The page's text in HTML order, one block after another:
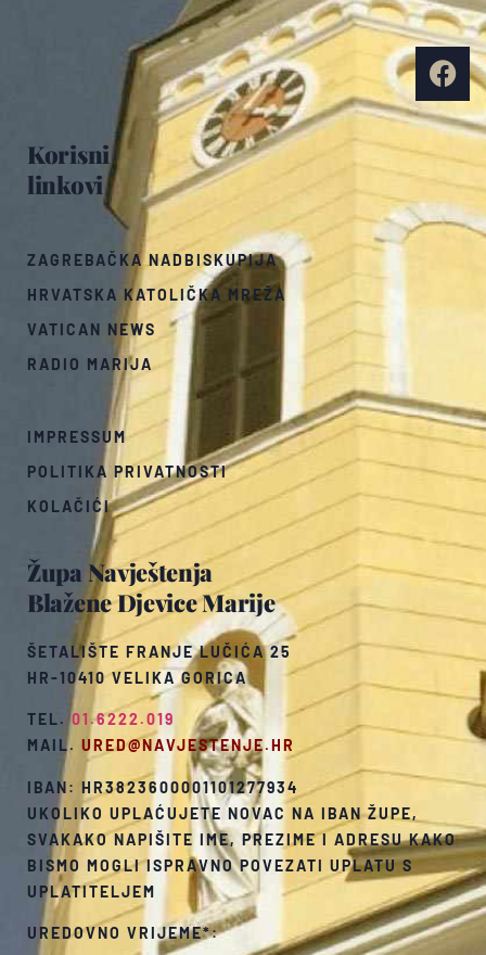
Župa Navještenja
Blažene Djevice Marije
ŠETALIŠTE FRANJE LUČIĆA 25
HR-10410 VELIKA GORICA
TEL.01.6222.019
MAIL. URED@NAVJESTENJE.HR
IBAN: HR3823600001101277934
UKOLIKO UPLAĆUJETE NOVAC NA IBAN ŽUPE,
SVAKAKO NAPIŠITE IME, PREZIME I ADRESU KAKO
BISMO MOGLI ISPRAVNO POVEZATI UPLATU S
UPLATITELJEM
UREDOVNO VRIJEME*:
Korisni
linkovi
ZAGREBAČKA NADBISKUPIJA
HRVATSKA KATOLIČKA MREŽA
VATICAN NEWS
RADIO MARIJA
IMPRESSUM
POLITIKA PRIVATNOSTI
KOLAČIĆI